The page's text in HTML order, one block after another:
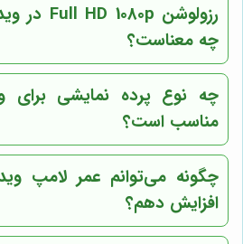
چه معناست؟
مناسب است؟
افزایش دهم؟